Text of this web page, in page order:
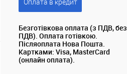
Оплата в кредит
Безготівкова оплата (з ПДВ, без
ПДВ). Оплата готівкою.
Післяоплата Нова Пошта.
Картками: Visa, MasterCard
(онлайн оплата).